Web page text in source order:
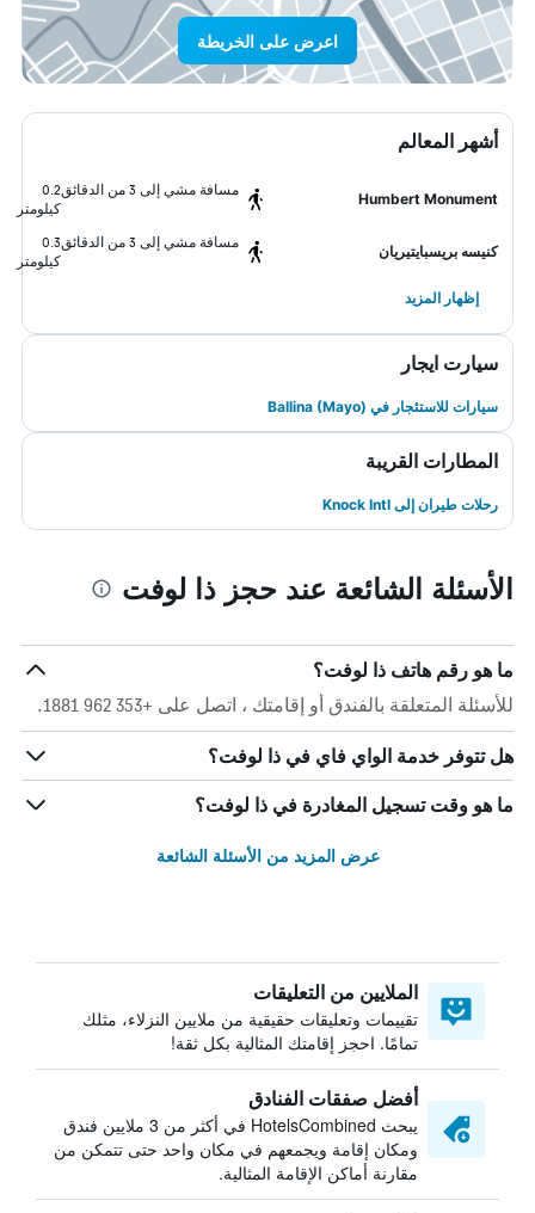
اعرض على الخريطة
أشهر المعالم
Humbert Monument
مسافة مشي إلى 3 من الدقائق
0.2
كيلومتر
كنيسه بريسبايتيريان
مسافة مشي إلى 3 من الدقائق
0.3
كيلومتر
إظهار المزيد
سيارت ايجار
سيارات للاستئجار في Ballina (Mayo)
المطارات القريبة
رحلات طيران إلى Knock Intl
الأسئلة الشائعة عند حجز ذا لوفت
ما هو رقم هاتف ذا لوفت؟
للأسئلة المتعلقة بالفندق أو إقامتك ، اتصل على +353 962 1881.
هل تتوفر خدمة الواي فاي في ذا لوفت؟
ما هو وقت تسجيل المغادرة في ذا لوفت؟
عرض المزيد من الأسئلة الشائعة
الملايين من التعليقات
تقييمات وتعليقات حقيقية من ملايين النزلاء، مثلك
تمامًا. احجز إقامتك المثالية بكل ثقة!
أفضل صفقات الفنادق
يبحث HotelsCombined في أكثر من 3 ملايين فندق
ومكان إقامة ويجمعهم في مكان واحد حتى تتمكن من
مقارنة أماكن الإقامة المثالية.